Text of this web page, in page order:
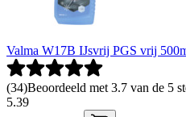
Valma W17B IJsvrij PGS vrij
(34)Beoordeeld met 3.7 van de 5
5.39